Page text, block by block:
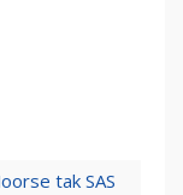
tak SAS